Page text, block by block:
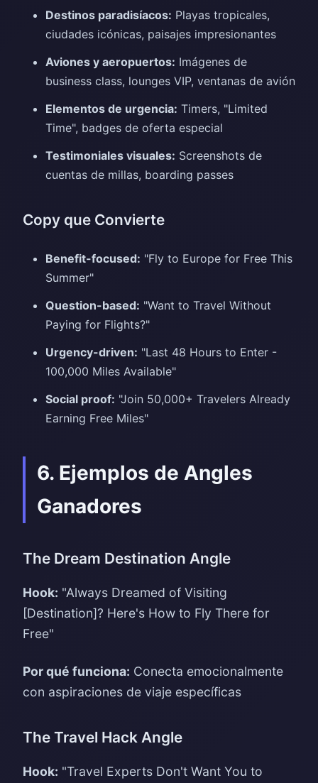
Destinos paradisíacos: Playas tropicales,
ciudades icónicas, paisajes impresionantes
Aviones y aeropuertos: Imágenes de
business class, lounges VIP, ventanas de avión
Elementos de urgencia: Timers, "Limited
Time", badges de oferta especial
Testimoniales visuales: Screenshots de
cuentas de millas, boarding passes
Copy que Convierte
Benefit-focused: "Fly to Europe for Free This
Summer"
Question-based: "Want to Travel Without
Paying for Flights?"
Urgency-driven: "Last 48 Hours to Enter -
100,000 Miles Available"
Social proof: "Join 50,000+ Travelers Already
Earning Free Miles"
6. Ejemplos de Angles
Ganadores
The Dream Destination Angle
Hook: "Always Dreamed of Visiting
[Destination]? Here's How to Fly There for
Free"
Por qué funciona: Conecta emocionalmente
con aspiraciones de viaje específicas
The Travel Hack Angle
Hook: "Travel Experts Don't Want You to